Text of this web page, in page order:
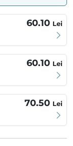
60.10 Lei
60.10 Lei
70.50 Lei